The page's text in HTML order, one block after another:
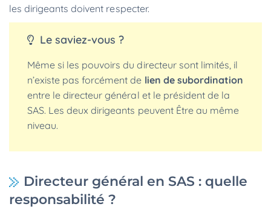
les dirigeants doivent respecter.
Le saviez-vous ?
Même si les pouvoirs du directeur sont limités, il
n’existe pas forcément de lien de subordination
entre le directeur général et le président de la
SAS. Les deux dirigeants peuvent Être au même
niveau.
Directeur général en SAS : quelle
responsabilité ?